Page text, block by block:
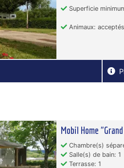
Superficie
Animaux:
Mobil Home
Chambre(s)
Salle(s) de bain: 1
Terrasse: 1